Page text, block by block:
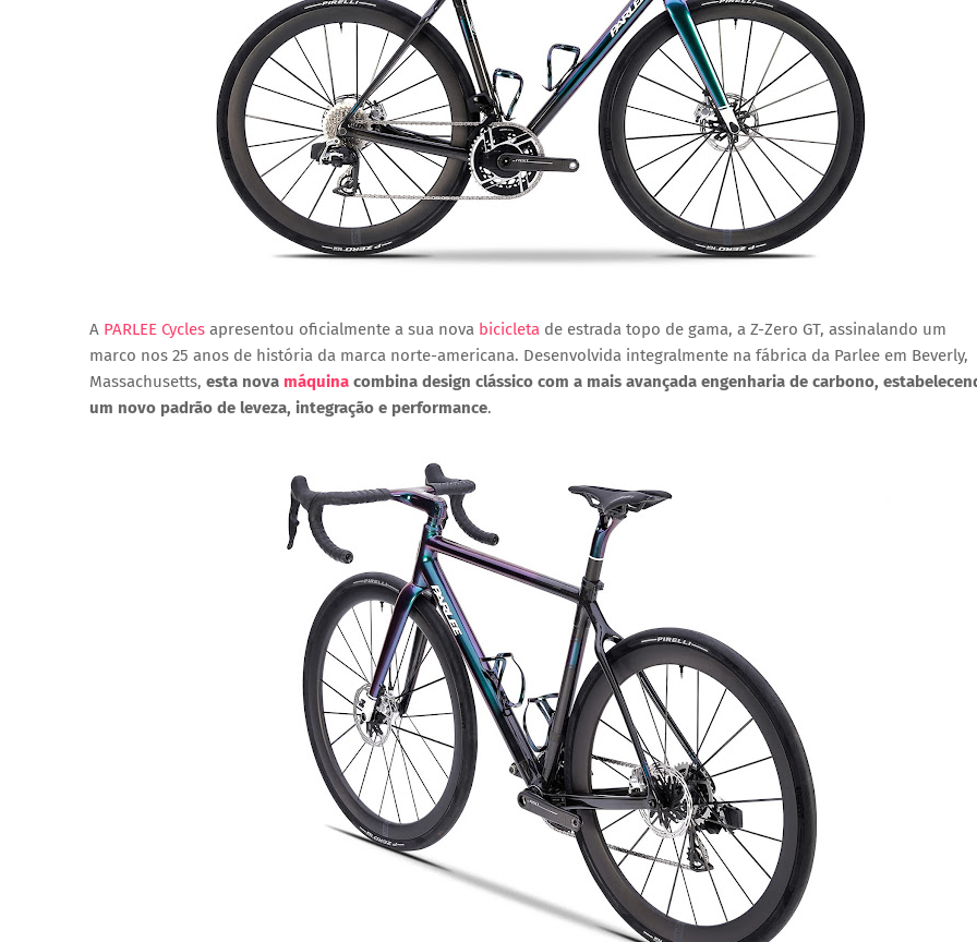
A PARLEE Cycles apresentou oficialmente a sua nova bicicleta de estrada topo de gama, a Z-Zero GT, assinalando um
marco nos 25 anos de história da marca norte-americana. Desenvolvida integralmente na fábrica da Parlee em Beverly,
Massachusetts, esta nova máquina combina design clássico com a mais avançada engenharia de carbono,
um novo padrão de leveza, integração e performance.